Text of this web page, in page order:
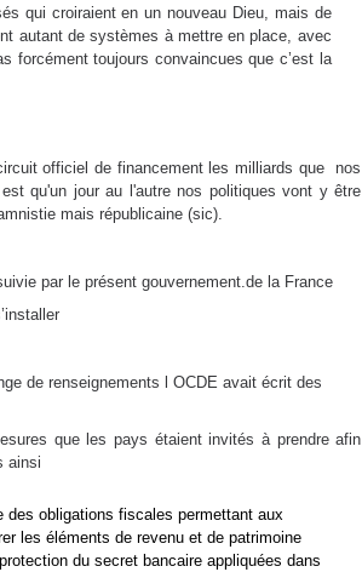
qui croiraient en un nouveau Dieu, mais de
autant de systèmes à mettre en place, avec
forcément toujours convaincues que c’est la
officiel de financement les milliards que nos
qu'un jour au l'autre nos politiques vont y être
mais républicaine (sic).
par le présent gouvernement.de la France
de renseignements l OCDE avait écrit des
que les pays étaient invités à prendre afin
ainsi
des obligations fiscales permettant aux
les éléments de revenu et de patrimoine
du secret bancaire appliquées dans